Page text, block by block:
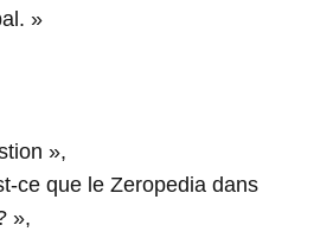
»
»,
ce que le Zeropedia dans
»,